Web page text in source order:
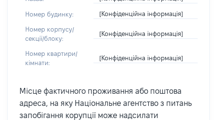
Номер будинку: [Конфіденційна інформація]
Номер корпусу/
секції/блоку:
[Конфіденційна інформація]
Номер квартири/
кімнати:
[Конфіденційна інформація]
Місце фактичного проживання або поштова
адреса, на яку Національне агентство з питань
запобігання корупції може надсилати